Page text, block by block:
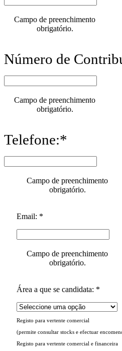
Campo de preenchimento
obrigatório.
Número de
Campo de preenchimento
obrigatório.
Telefone:*
Campo de preenchimento
obrigatório.
Email: *
Campo de preenchimento
obrigatório.
Área a que se candidata: *
Registo para vertente comercial
(permite consultar stocks e efectuar
Registo para vertente comercial e financeira